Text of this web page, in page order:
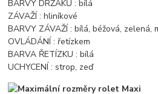
BARVY DRŽÁKŮ : bílá
ZÁVAŽÍ : hliníkové
BARVY ZÁVAŽÍ : bílá, béžová, zelená,
OVLÁDÁNÍ : řetízkem
BARVA ŘETÍZKU : bílá
UCHYCENÍ : strop, zeď